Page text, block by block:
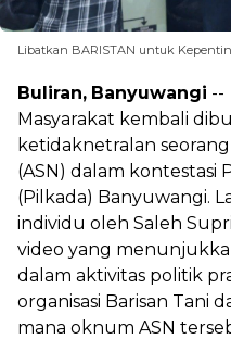
Libatkan BARISTAN untuk
Buliran, Banyuwangi --
Masyarakat kembali
ketidaknetralan
(ASN) dalam kontestasi
(Pilkada) Banyuwangi.
individu oleh Saleh
video yang
dalam aktivitas politik
organisasi Barisan Tani
mana oknum ASN